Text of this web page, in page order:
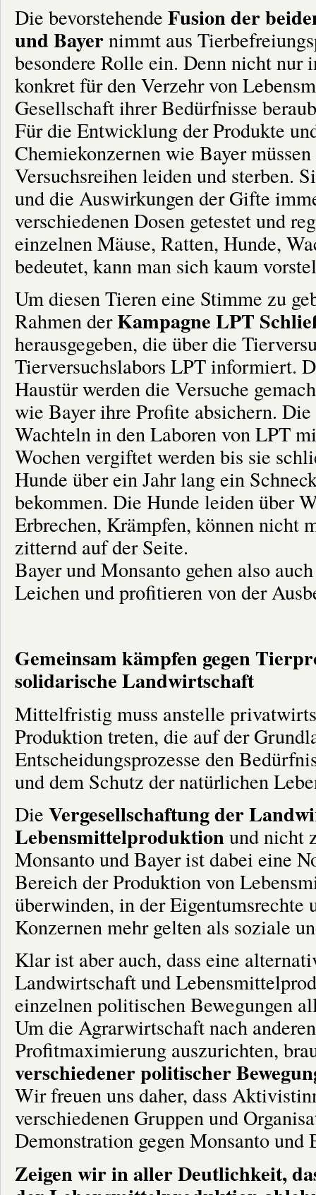
Die bevorstehende Fusion der
und Bayernimmt aus
besondere Rolle ein. Denn nicht nur
konkret für den Verzehr von
Gesellschaft ihrer Bedürfnisse
Für die Entwicklung der Produkte
Chemiekonzernen wie Bayer
Versuchsreihen leiden und sterben.
und die Auswirkungen der Gifte
verschiedenen Dosen getestet und
einzelnen Mäuse, Ratten, Hunde,
bedeutet, kann man sich kaum
Um diesen Tieren eine Stimme zu
Rahmen derKampagne LPT
herausgegeben, die über die
Tierversuchslabors LPT informiert.
Haustür werden die Versuche
wie Bayer ihre Profite absichern.
Wachteln in den Laboren von LPT
Wochen vergiftet werden bis sie
Hunde über ein Jahr lang ein
bekommen. Die Hunde leiden über
Erbrechen, Krämpfen, können nicht
zitternd auf der Seite.
Bayer und Monsanto gehen also
Leichen und profitieren von der
Gemeinsam kämpfen gegen
solidarische Landwirtschaft
Mittelfristig muss anstelle
Produktion treten, die auf der
Entscheidungsprozesse den
und dem Schutz der natürlichen
Die Vergesellschaftung der
Lebensmittelproduktionund nicht
Monsanto und Bayer ist dabei eine
Bereich der Produktion von
überwinden, in der Eigentumsrechte
Konzernen mehr gelten als soziale
Klar ist aber auch, dass eine
Landwirtschaft und
einzelnen politischen Bewegungen
Um die Agrarwirtschaft nach
Profitmaximierung auszurichten,
verschiedener politischer
Wir freuen uns daher, dass
verschiedenen Gruppen und
Demonstration gegen Monsanto und
Zeigen wir in aller Deutlichkeit,